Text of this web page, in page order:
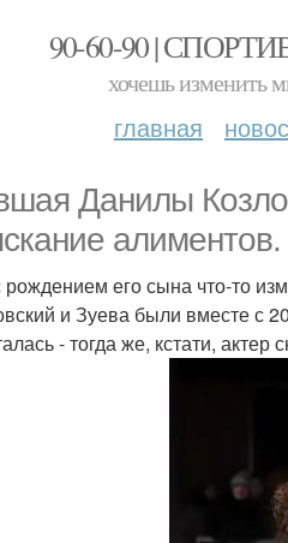
90-60-90 |
хочешь изменить
главная
Данилы
алиментов.
рождением его сына что-то
и Зуева были вместе с
- тогда же, кстати,